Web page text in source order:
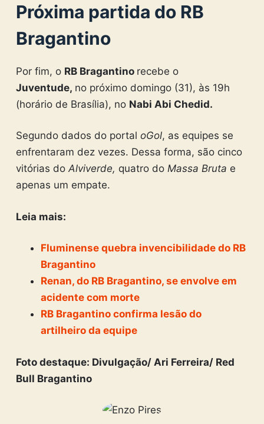
Próxima partida do RB
Bragantino
Por fim, o RB Bragantino recebe o
Juventude, no próximo domingo (31), às 19h
(horário de Brasília), no Nabi Abi Chedid.
Segundo dados do portal oGol, as equipes se
enfrentaram dez vezes. Dessa forma, são cinco
vitórias do Alviverde, quatro do Massa Bruta e
apenas um empate.
Leia mais:
Fluminense quebra invencibilidade do RB
Bragantino
Renan, do RB Bragantino, se envolve em
acidente com morte
RB Bragantino confirma lesão do
artilheiro da equipe
Foto destaque: Divulgação/ Ari Ferreira/ Red
Bull Bragantino